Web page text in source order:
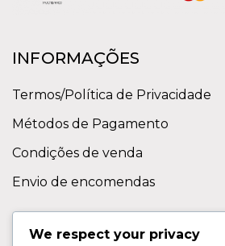
INFORMAÇÕES
Termos/Política de Privacidade
Métodos de Pagamento
Condições de venda
Envio de encomendas
We respect your privacy